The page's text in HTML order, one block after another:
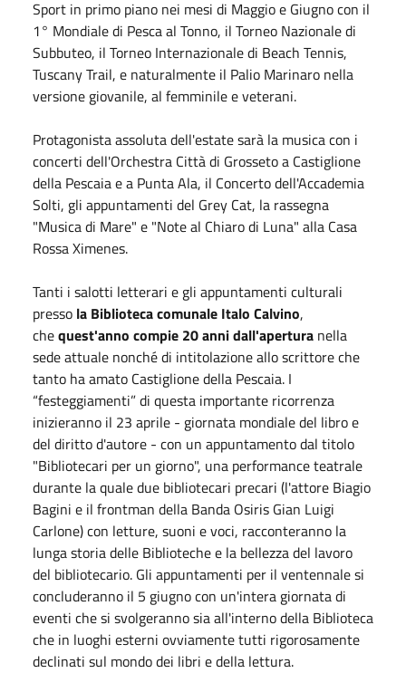
Sport in primo piano nei mesi di Maggioe Giugnocon il
1° Mondiale di Pesca al Tonno, il Torneo Nazionale di
Subbuteo, il Torneo Internazionale di Beach Tennis,
Tuscany Trail, e naturalmente il Palio Marinaro nella
versione giovanile, al femminile e veterani.
Protagonista assoluta dell'estate sarà la musica con i
concerti dell'Orchestra Città di Grosseto a Castiglione
della Pescaia e a Punta Ala, il Concerto dell'Accademia
Solti, gli appuntamenti del Grey Cat, la rassegna
"Musica di Mare" e "Note al Chiaro di Luna" alla Casa
Rossa Ximenes.
Tanti i salotti letterari e gli appuntamenti culturali
presso la Biblioteca comunale Italo Calvino,
chequest'anno compie 20 anni dall'apertura nella
sede attuale nonché di intitolazione allo scrittore che
tanto ha amato Castiglione della Pescaia. I
“festeggiamenti” di questa importante ricorrenza
inizieranno il 23 aprile - giornata mondiale del libro e
del diritto d'autore - con un appuntamento dal titolo
"Bibliotecari per un giorno", una performance teatrale
durante la quale due bibliotecari precari (l'attore Biagio
Bagini e il frontman della Banda Osiris Gian Luigi
Carlone) con letture, suoni e voci, racconteranno la
lunga storia delle Biblioteche e la bellezza del lavoro
del bibliotecario. Gli appuntamenti per il ventennale si
concluderanno il 5 giugno con un'intera giornata di
eventi che si svolgeranno sia all'interno della Biblioteca
che in luoghi esterni ovviamente tutti rigorosamente
declinati sul mondo dei libri e della lettura.